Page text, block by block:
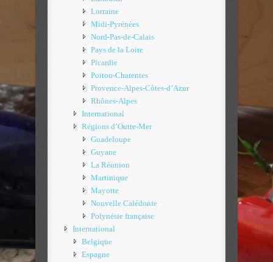
Lorraine
Midi-Pyrénées
Nord-Pas-de-Calais
Pays de la Loire
Picardie
Poitou-Charentes
Provence-Alpes-Côtes-d’Azur
Rhônes-Alpes
International
Régions d’Outre-Mer
Guadeloupe
Guyane
La Réunion
Martinique
Mayotte
Nouvelle Calédonie
Polynésie française
International
Belgique
Espagne